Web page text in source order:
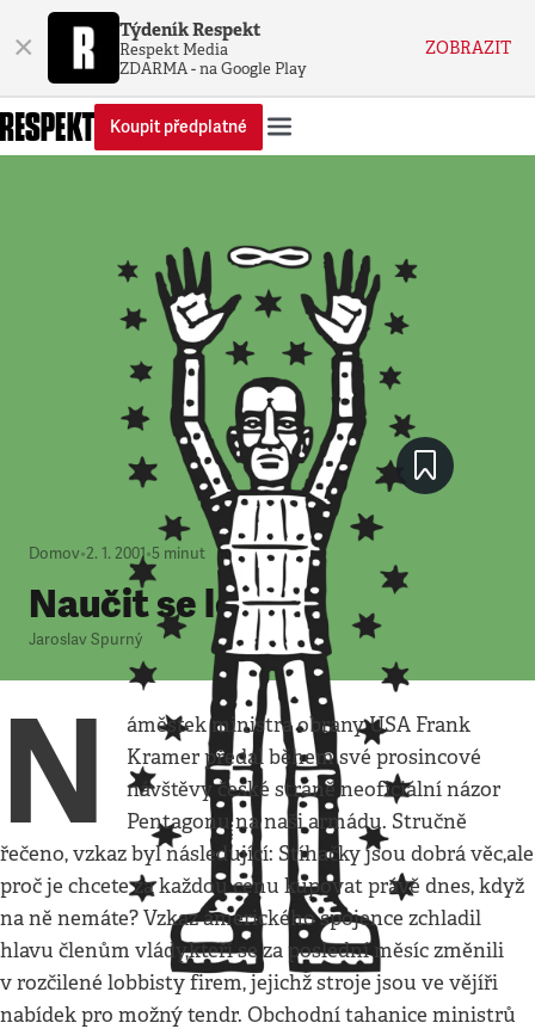
× Týdeník Respekt
Respekt Media
ZDARMA - na Google Play
ZOBRAZIT
Koupit předplatné
Domov•2. 1. 2001•5 minut
Naučit se létat
Jaroslav Spurný
N
áměstek ministra obrany USA Frank
Kramer předal během své prosincové
návštěvy české straně neoficiální názor
Pentagonu na naši armádu. Stručně
řečeno, vzkaz byl následující: Stíhačky jsou dobrá věc,ale
proč je chcete za každou cenu kupovat právě dnes, když
na ně nemáte? Vzkaz amerického spojence zchladil
hlavu členům vlády,kteří se za poslední měsíc změnili
v rozčilené lobbisty firem, jejichž stroje jsou ve vějíři
nabídek pro možný tendr. Obchodní tahanice ministrů